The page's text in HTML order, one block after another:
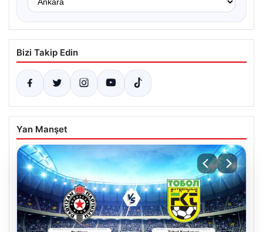
Bizi Takip Edin
Yan Manşet